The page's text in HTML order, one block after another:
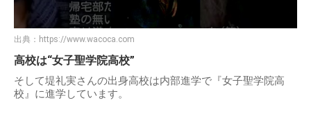
出典： https://www.wacoca.com
高校は“女子聖学院高校”
そして堤礼実さんの出身高校は内部進学で『女子聖学院高
校』に進学しています。